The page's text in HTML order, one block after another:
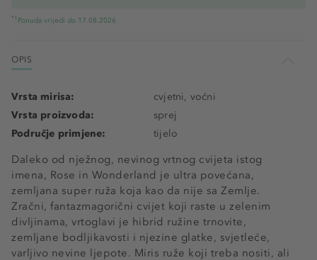
*1 Ponuda vrijedi do 17.08.2026
OPIS
Daleko od nježnog, nevinog vrtnog cvijeta istog
imena, Rose in Wonderland je ultra povećana,
zemljana super ruža koja kao da nije sa Zemlje.
Zračni, fantazmagorični cvijet koji raste u zelenim
divljinama, vrtoglavi je hibrid ružine trnovite,
zemljane bodljikavosti i njezine glatke, svjetleće,
varljivo nevine ljepote. Miris ruže koji treba nositi, ali
Vrsta mirisa:
cvjetni, voćni
Vrsta proizvoda:
sprej
Područje primjene:
tijelo